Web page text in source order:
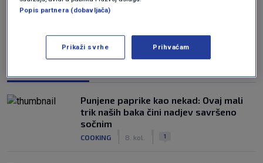
Punjene paprike kao nekad: Ovaj mali
trik naših baka čini nadjev savršeno
sočnim
COOKING 8. kol. 1
Popis partnera (dobavljača)
Prikaži svrhe Prihvaćam